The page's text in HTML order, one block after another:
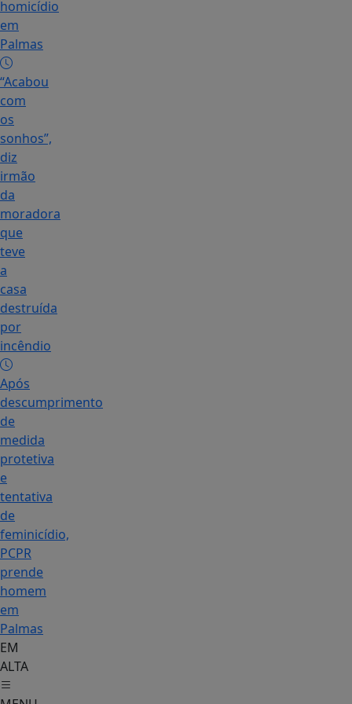
homicídio
em
Palmas
“Acabou
com
os
sonhos”,
diz
irmão
da
moradora
que
teve
a
casa
destruída
por
incêndio
Após
descumprimento
de
medida
protetiva
e
tentativa
de
feminicídio,
PCPR
prende
homem
em
Palmas
EM
ALTA